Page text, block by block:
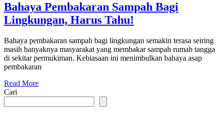
Bahaya Pembakaran Sampah Bagi
Lingkungan, Harus Tahu!
Bahaya pembakaran sampah bagi lingkungan semakin terasa seiring
masih banyaknya masyarakat yang membakar sampah rumah tangga
di sekitar permukiman. Kebiasaan ini menimbulkan bahaya asap
pembakaran
Read More
Cari